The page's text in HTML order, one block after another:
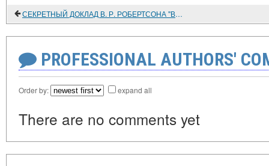
СЕКРЕТНЫЙ ДОКЛАД В. Р. РОБЕРТСОНА "ВОЕННЫЕ ПОСЛЕДСТВИЯ ВЫХОДА РОССИИ ИЗ АНТАНТЫ". (ВСТУПЛЕНИЕ О. Р. АЙРАПЕТОВА)
PROFESSIONAL AUTHORS'
Order by: expand all
There are no comments yet